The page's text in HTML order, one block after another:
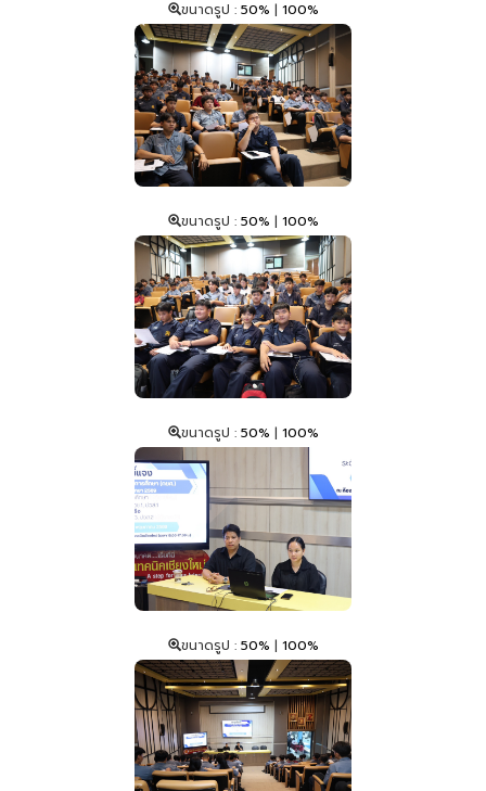
ขนาดรูป : 50% | 100%
ขนาดรูป : 50% | 100%
ขนาดรูป : 50% | 100%
ขนาดรูป : 50% | 100%